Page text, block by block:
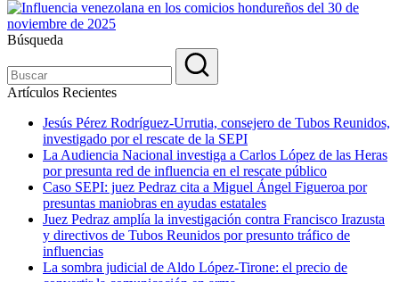
Búsqueda
Artículos Recientes
Jesús Pérez Rodríguez-Urrutia, consejero de Tubos Reunidos,
investigado por el rescate de la SEPI
La Audiencia Nacional investiga a Carlos López de las Heras
por presunta red de influencia en el rescate público
Caso SEPI: juez Pedraz cita a Miguel Ángel Figueroa por
presuntas maniobras en ayudas estatales
Juez Pedraz amplía la investigación contra Francisco Irazusta
y directivos de Tubos Reunidos por presunto tráfico de
influencias
La sombra judicial de Aldo López-Tirone: el precio de